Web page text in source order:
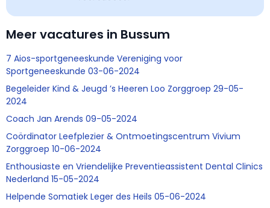
Meer vacatures in Bussum
7 Aios-sportgeneeskunde Vereniging voor
Sportgeneeskunde 03-06-2024
Begeleider Kind & Jeugd ’s Heeren Loo Zorggroep 29-05-
2024
Coach Jan Arends 09-05-2024
Coördinator Leefplezier & Ontmoetingscentrum Vivium
Zorggroep 10-06-2024
Enthousiaste en Vriendelijke Preventieassistent Dental Clinics
Nederland 15-05-2024
Helpende Somatiek Leger des Heils 05-06-2024